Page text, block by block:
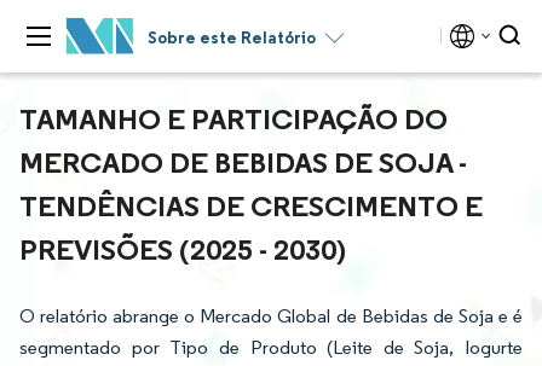
Sobre este Relatório
TAMANHO E PARTICIPAÇÃO DO
MERCADO DE BEBIDAS DE SOJA -
TENDÊNCIAS DE CRESCIMENTO E
PREVISÕES (2025 - 2030)
O relatório abrange o Mercado Global de Bebidas de Soja e é
segmentado por Tipo de Produto (Leite de Soja, Iogurte